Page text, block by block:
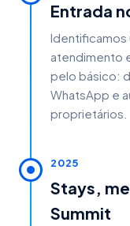
Entrada
Identificamos
atendimento
pelo básico:
WhatsApp e
proprietários.
2025
Stays,
Summit